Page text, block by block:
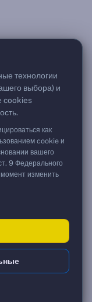
технологии
выбора) и
cookies
как
cookie и
вашего
9 Федерального
изменить